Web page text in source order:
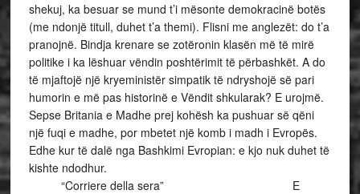
shekuj, ka besuar se mund t’i mësonte demokracinë botës
(me ndonjë titull, duhet t’a themi). Flisni me anglezët: do t’a
pranojnë. Bindja krenare se zotëronin klasën më të mirë
politike i ka lëshuar vëndin poshtërimit të përbashkët. A do
të mjaftojë një kryeministër simpatik të ndryshojë së pari
humorin e më pas historinë e Vëndit shkularak? E urojmë.
Sepse Britania e Madhe prej kohësh ka pushuar së qëni
një fuqi e madhe, por mbetet një komb i madh i Evropës.
Edhe kur të dalë nga Bashkimi Evropian: e kjo nuk duhet të
kishte ndodhur.
“Corriere della sera” E